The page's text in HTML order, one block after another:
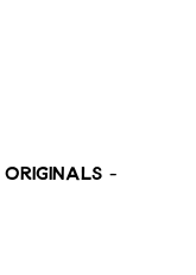
Originals -